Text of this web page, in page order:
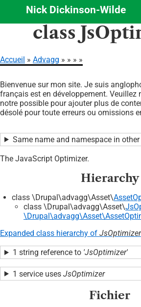
Aller
principal
Nick Dickinson-Wilde
class
d'Ariane
Accueil Advagg
Bienvenue sur mon site. Je suis
français est en développement. Veuillez
notre possible pour ajouter plus de
désolé pour toute erreurs ou omissions
Same name and namespace in
The JavaScript Optimizer.
Hierarchy
class \Drupal\advagg\Asset\
class \Drupal\advagg\Asset\
Expanded class hierarchy of JsOptimizer
1 string reference to 'JsOptimizer'
1 service uses JsOptimizer
Fichier